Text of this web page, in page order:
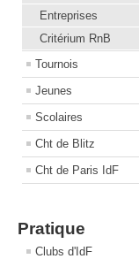
Entreprises
Critérium RnB
Tournois
Jeunes
Scolaires
Cht de Blitz
Cht de Paris IdF
Pratique
Clubs d'IdF